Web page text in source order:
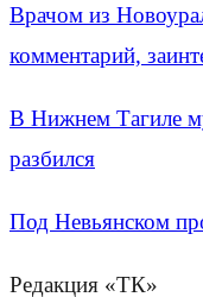
Врачом из
комментарий,
В Нижнем Тагиле
разбился
Под Невьянском
Редакция «ТК»